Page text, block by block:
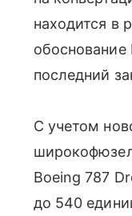
находится в
последний
С учетом
Boeing 787
до 540